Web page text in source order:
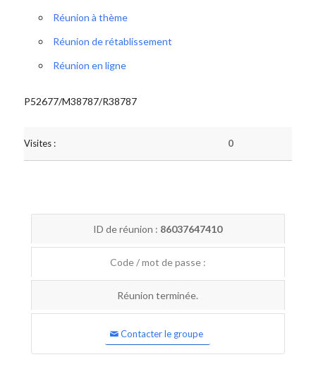
Réunion à thème
Réunion de rétablissement
Réunion en ligne
P52677/M38787/R38787
Visites : 0
ID de réunion : 86037647410
Code / mot de passe :
Réunion terminée.
Contacter le groupe